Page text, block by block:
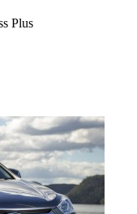
Plus